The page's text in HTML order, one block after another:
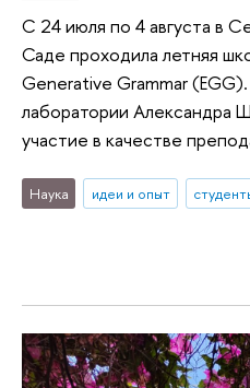
С 24 июля по 4 августа в
Саде проходила летняя
Generative Grammar
лаборатории Александра
участие в качестве
Наука идеи и опыт